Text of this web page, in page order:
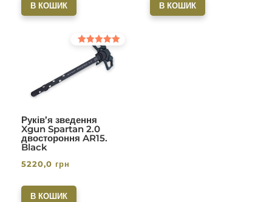
В КОШИК В КОШИК
Руків’я зведення
Xgun Spartan 2.0
двостороння AR15.
Black
Оцінено в
з 5
5220,0 грн
В КОШИК